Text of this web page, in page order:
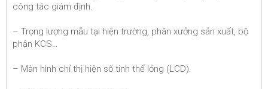
công tác giám định.
– Trọng lượng mẫu tại hiện trường, phân xưởng sản xuất, bộ
phận KCS…
– Màn hình chỉ thị hiện số tinh thể lỏng (LCD).